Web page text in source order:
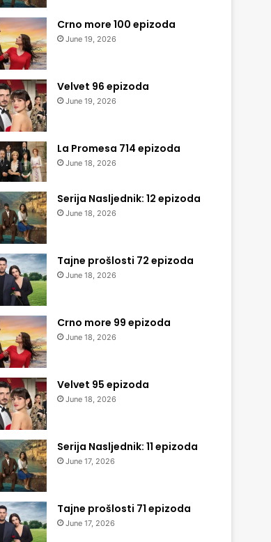
Crno more 100 epizoda
June 19, 2026
Velvet 96 epizoda
June 19, 2026
La Promesa 714 epizoda
June 18, 2026
Serija Nasljednik: 12 epizoda
June 18, 2026
Tajne prošlosti 72 epizoda
June 18, 2026
Crno more 99 epizoda
June 18, 2026
Velvet 95 epizoda
June 18, 2026
Serija Nasljednik: 11 epizoda
June 17, 2026
Tajne prošlosti 71 epizoda
June 17, 2026